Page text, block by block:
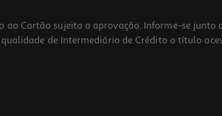
Cartão sujeita a aprovação. Informe-se junto
de Intermediário de Crédito a título